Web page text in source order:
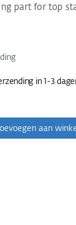
part for top
in 1-3
aan